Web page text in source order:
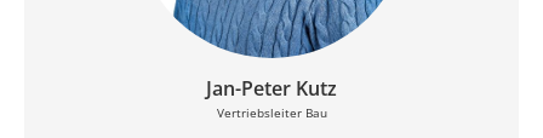
Jan-Peter Kutz
Vertriebsleiter Bau